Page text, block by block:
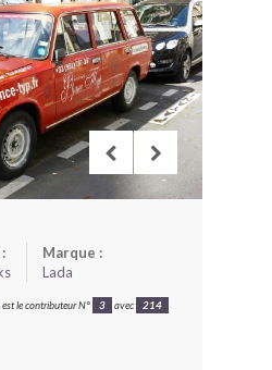
ET MARQUES
FONCTIONNE BLV ?
Marque :
Lada
est le contributeur N° 3 avec 214